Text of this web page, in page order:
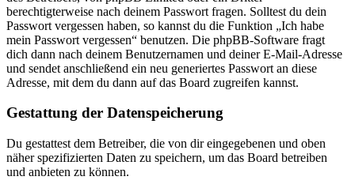
berechtigterweise nach deinem Passwort fragen. Solltest du dein
Passwort vergessen haben, so kannst du die Funktion „Ich habe
mein Passwort vergessen“ benutzen. Die phpBB-Software fragt
dich dann nach deinem Benutzernamen und deiner E-Mail-Adresse
und sendet anschließend ein neu generiertes Passwort an diese
Adresse, mit dem du dann auf das Board zugreifen kannst.
Gestattung der Datenspeicherung
Du gestattest dem Betreiber, die von dir eingegebenen und oben
näher spezifizierten Daten zu speichern, um das Board betreiben
und anbieten zu können.